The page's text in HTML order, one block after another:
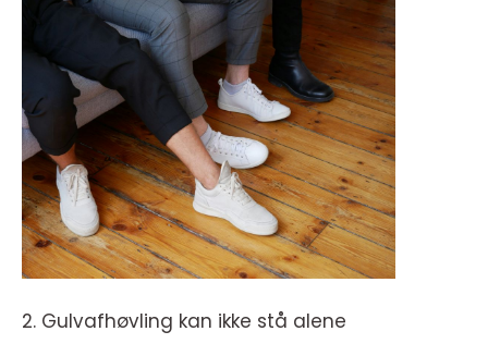
2. Gulvafhøvling kan ikke stå alene